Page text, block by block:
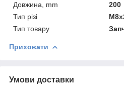
Довжина, mm
200
Тип різі
Тип товару
Приховати
Умови доставки